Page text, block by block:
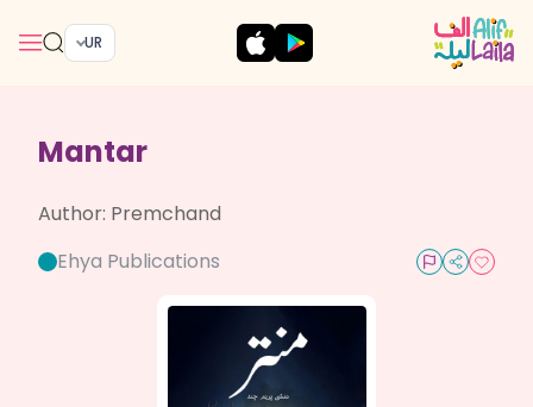
UR
Mantar
Author: Premchand
Ehya Publications